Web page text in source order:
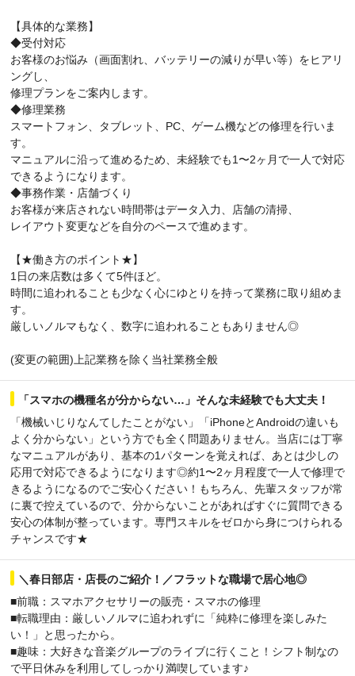
【具体的な業務】
◆受付対応
お客様のお悩み（画面割れ、バッテリーの減りが早い等）をヒアリ
ングし、
修理プランをご案内します。
◆修理業務
スマートフォン、タブレット、PC、ゲーム機などの修理を行いま
す。
マニュアルに沿って進めるため、未経験でも1〜2ヶ月で一人で対応
できるようになります。
◆事務作業・店舗づくり
お客様が来店されない時間帯はデータ入力、店舗の清掃、
レイアウト変更などを自分のペースで進めます。
【★働き方のポイント★】
1日の来店数は多くて5件ほど。
時間に追われることも少なく心にゆとりを持って業務に取り組めま
す。
厳しいノルマもなく、数字に追われることもありません◎
(変更の範囲)上記業務を除く当社業務全般
「スマホの機種名が分からない…」そんな未経験でも大丈夫！
「機械いじりなんてしたことがない」「iPhoneとAndroidの違いも
よく分からない」という方でも全く問題ありません。当店には丁寧
なマニュアルがあり、基本の1パターンを覚えれば、あとは少しの
応用で対応できるようになります◎約1〜2ヶ月程度で一人で修理で
きるようになるのでご安心ください！もちろん、先輩スタッフが常
に裏で控えているので、分からないことがあればすぐに質問できる
安心の体制が整っています。専門スキルをゼロから身につけられる
チャンスです★
＼春日部店・店長のご紹介！／フラットな職場で居心地◎
■前職：スマホアクセサリーの販売・スマホの修理
■転職理由：厳しいノルマに追われずに「純粋に修理を楽しみた
い！」と思ったから。
■趣味：大好きな音楽グループのライブに行くこと！シフト制なの
で平日休みを利用してしっかり満喫しています♪